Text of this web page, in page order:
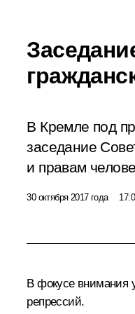
В Кремле под
заседание
и правам
30 октября 2017 года
В фокусе внимания
репрессий.